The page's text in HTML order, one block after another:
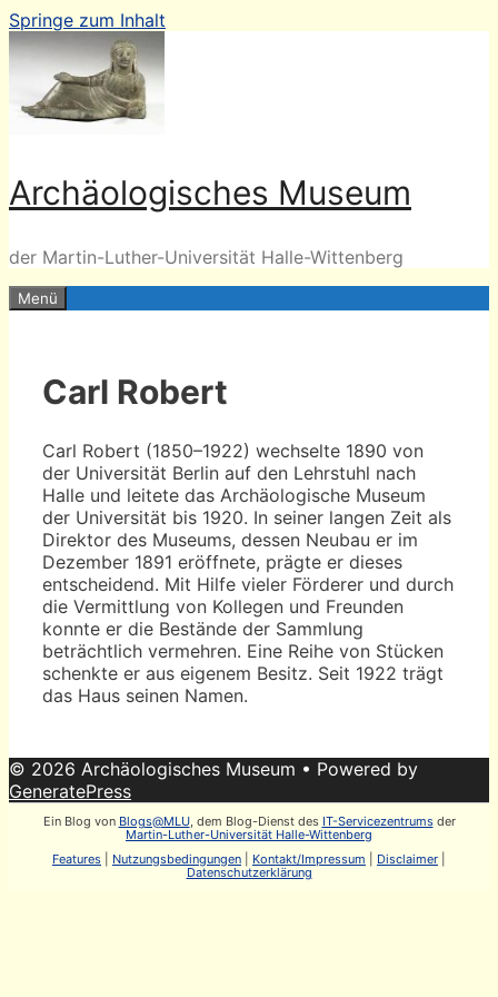
Springe zum Inhalt
Archäologisches Museum
der Martin-Luther-Universität Halle-Wittenberg
Menü
Carl Robert
Carl Robert (1850–1922) wechselte 1890 von
der Universität Berlin auf den Lehrstuhl nach
Halle und leitete das Archäologische Museum
der Universität bis 1920. In seiner langen Zeit als
Direktor des Museums, dessen Neubau er im
Dezember 1891 eröffnete, prägte er dieses
entscheidend. Mit Hilfe vieler Förderer und durch
die Vermittlung von Kollegen und Freunden
konnte er die Bestände der Sammlung
beträchtlich vermehren. Eine Reihe von Stücken
schenkte er aus eigenem Besitz. Seit 1922 trägt
das Haus seinen Namen.
© 2026 Archäologisches Museum • Powered by
GeneratePress
Ein Blog von Blogs@MLU, dem Blog-Dienst des IT-Servicezentrumsder
Martin-Luther-Universität Halle-Wittenberg
Features
Nutzungsbedingungen Kontakt/Impressum Disclaimer
Datenschutzerklärung